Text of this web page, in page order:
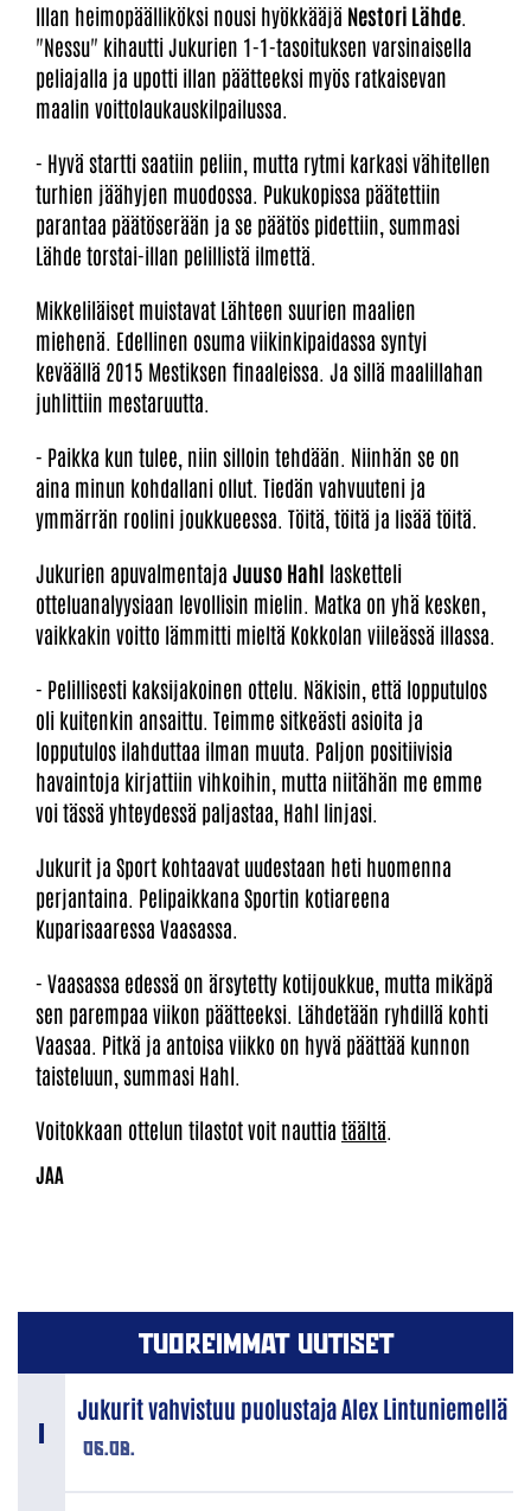
Illan heimopäälliköksi nousi hyökkääjä Nestori Lähde
"Nessu" kihautti Jukurien 1-1-tasoituksen varsinaisella
peliajalla ja upotti illan päätteeksi myös ratkaisevan
maalin voittolaukauskilpailussa.
- Hyvä startti saatiin peliin, mutta rytmi karkasi vähitellen
turhien jäähyjen muodossa. Pukukopissa päätettiin
parantaa päätöserään ja se päätös pidettiin, summasi
Lähde torstai-illan pelillistä ilmettä.
Mikkeliläiset muistavat Lähteen suurien maalien
miehenä. Edellinen osuma viikinkipaidassa syntyi
keväällä 2015 Mestiksen finaaleissa. Ja sillä maalillahan
juhlittiin mestaruutta.
- Paikka kun tulee, niin silloin tehdään. Niinhän se on
aina minun kohdallani ollut. Tiedän vahvuuteni ja
ymmärrän roolini joukkueessa. Töitä, töitä ja lisää töitä.
Jukurien apuvalmentaja Juuso Hahl lasketteli
otteluanalyysiaan levollisin mielin. Matka on yhä kesken,
vaikkakin voitto lämmitti mieltä Kokkolan viileässä illassa.
- Pelillisesti kaksijakoinen ottelu. Näkisin, että lopputulos
oli kuitenkin ansaittu. Teimme sitkeästi asioita ja
lopputulos ilahduttaa ilman muuta. Paljon positiivisia
havaintoja kirjattiin vihkoihin, mutta niitähän me emme
voi tässä yhteydessä paljastaa, Hahl linjasi.
Jukurit ja Sport kohtaavat uudestaan heti huomenna
perjantaina. Pelipaikkana Sportin kotiareena
Kuparisaaressa Vaasassa.
- Vaasassa edessä on ärsytetty kotijoukkue, mutta mikäpä
sen parempaa viikon päätteeksi. Lähdetään ryhdillä kohti
Vaasaa. Pitkä ja antoisa viikko on hyvä päättää kunnon
taisteluun, summasi Hahl.
Voitokkaan ottelun tilastot voit nauttia täältä
TUOREIMMAT UUTISET
06.08.
Jukurit vahvistuu puolustaja Alex Lintuniemellä